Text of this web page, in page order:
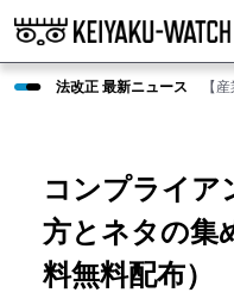
法改正 最新ニュース 【
コンプライア
方とネタの集
料無料配布）